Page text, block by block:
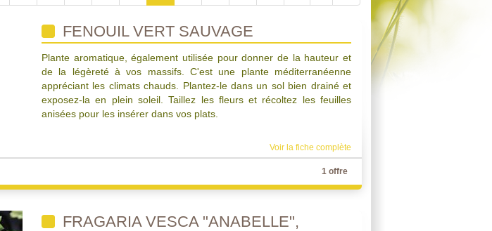
FENOUIL VERT SAUVAGE
Plante aromatique, également utilisée pour donner de la hauteur et
de la légèreté à vos massifs. C'est une plante méditerranéenne
appréciant les climats chauds. Plantez-le dans un sol bien drainé et
exposez-la en plein soleil. Taillez les fleurs et récoltez les feuilles
anisées pour les insérer dans vos plats.
Voir la fiche complète
1 offre
FRAGARIA VESCA "ANABELLE",